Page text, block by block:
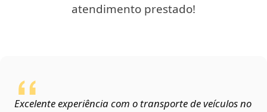
atendimento prestado!
Excelente experiência com o transporte de veículos no